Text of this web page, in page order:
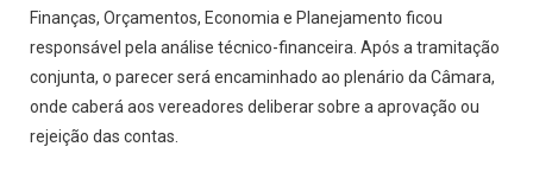
Finanças, Orçamentos, Economia e Planejamento ficou
responsável pela análise técnico-financeira. Após a tramitação
conjunta, o parecer será encaminhado ao plenário da Câmara,
onde caberá aos vereadores deliberar sobre a aprovação ou
rejeição das contas.